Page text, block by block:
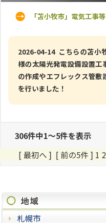
「苫小牧市」電気工事等
2026-04-14 こちらの苫小
様の太陽光発電設備設置工
の作成やエフレックス管
を行いました！
306件中1～5件を表示
[ 最初へ ] [ 前の5件 ] 1 2
札幌市